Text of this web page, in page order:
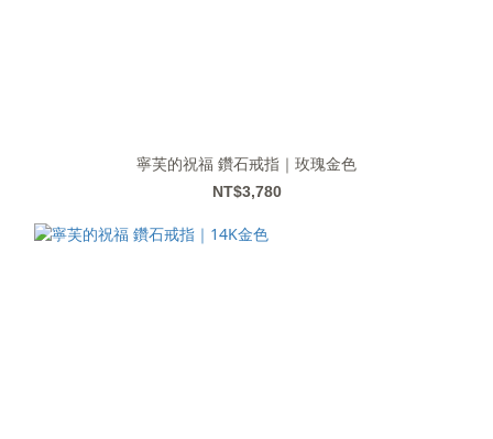
寧芙的祝福 鑽石戒指｜玫瑰金色
NT$3,780